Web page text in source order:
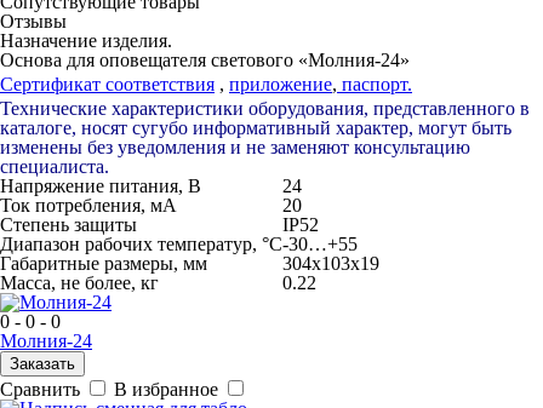
Отзывы
Назначение изделия.
Основа для оповещателя светового «Молния-24»
Сертификат соответствия , приложение, паспорт.
Технические характеристики оборудования, представленного в
каталоге, носят сугубо информативный характер, могут быть
изменены без уведомления и не заменяют консультацию
специалиста.
Напряжение питания, B
24
Ток потребления, мА
20
Степень защиты
IP52
Диапазон рабочих температур, °С-30…+55
Габаритные размеры, мм
304х103х19
Масса, не более, кг
0.22
0 - 0 - 0
Молния-24
Заказать
Сравнить
В избранное